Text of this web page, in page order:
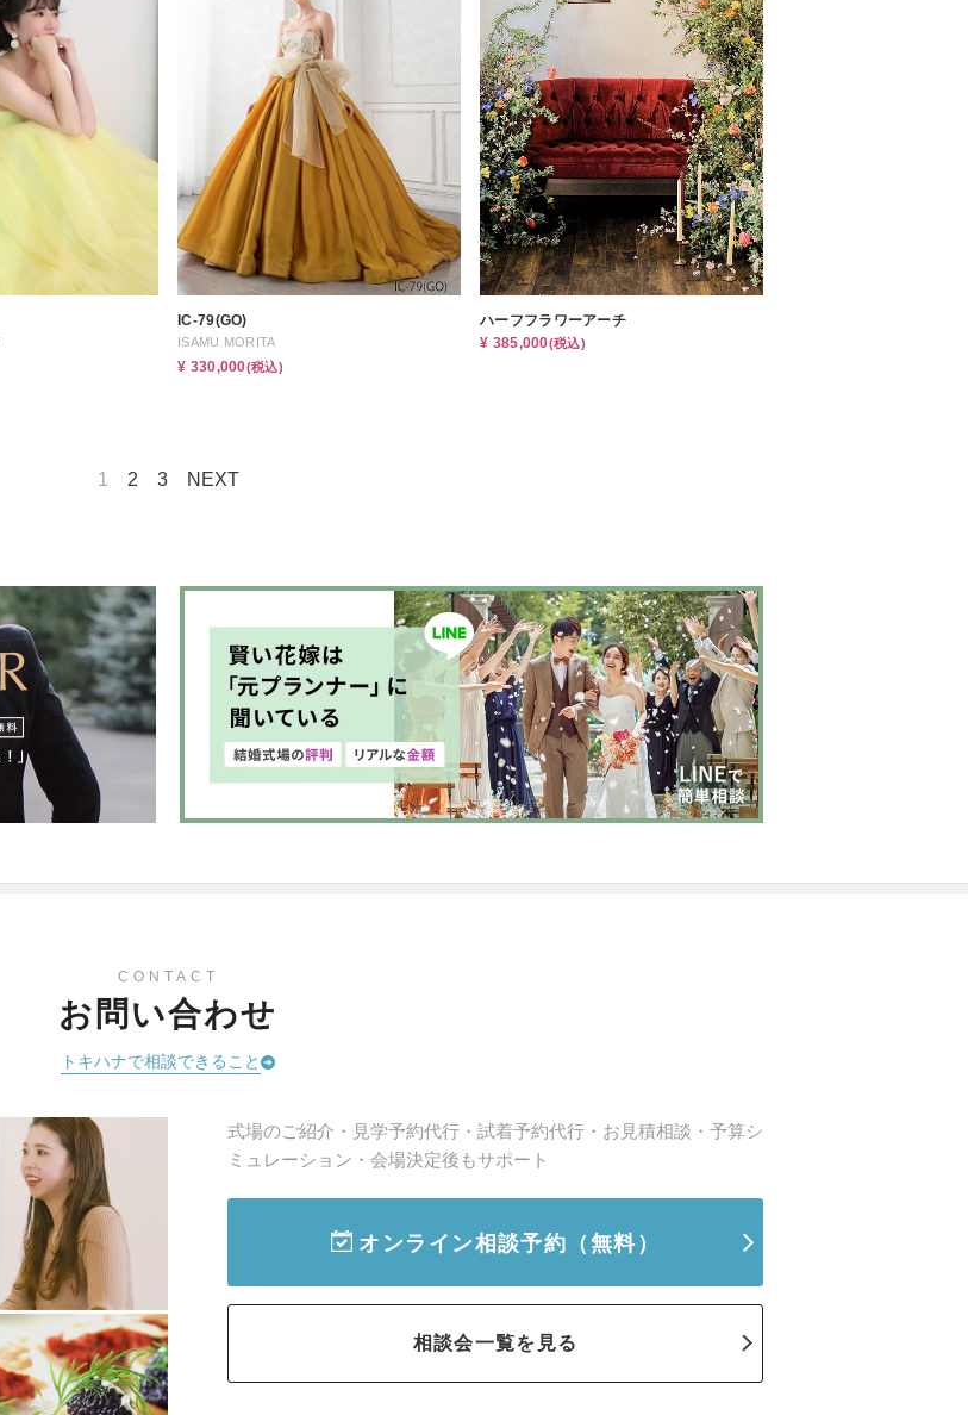
IC-79(GO)
ISAMU MORITA
¥ 330,000(税込)
ハーフフラワーアーチ
¥ 385,000(税込)
1 2 3 NEXT
CONTACT
お問い合わせ
トキハナで相談できること
式場のご紹介・見学予約代行・試着予約代行・お見積相談・予算シ
ミュレーション・会場決定後もサポート
オンライン相談予約 （無料）
相談会一覧を見る